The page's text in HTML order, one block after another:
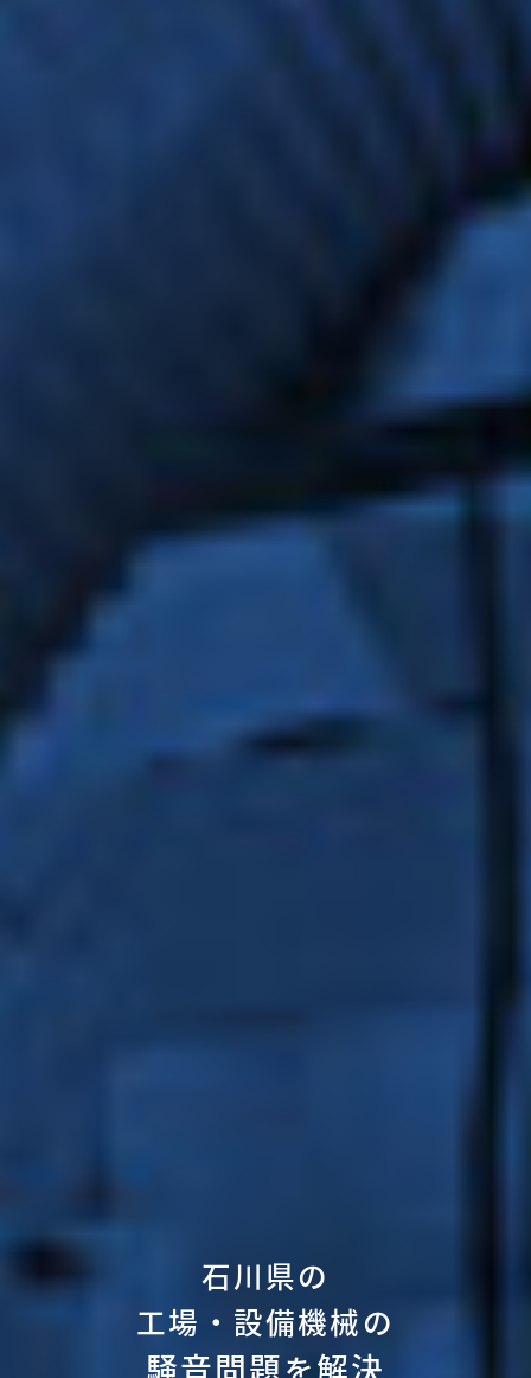
石川県の
工場・設備機械の
騒音問題を解決